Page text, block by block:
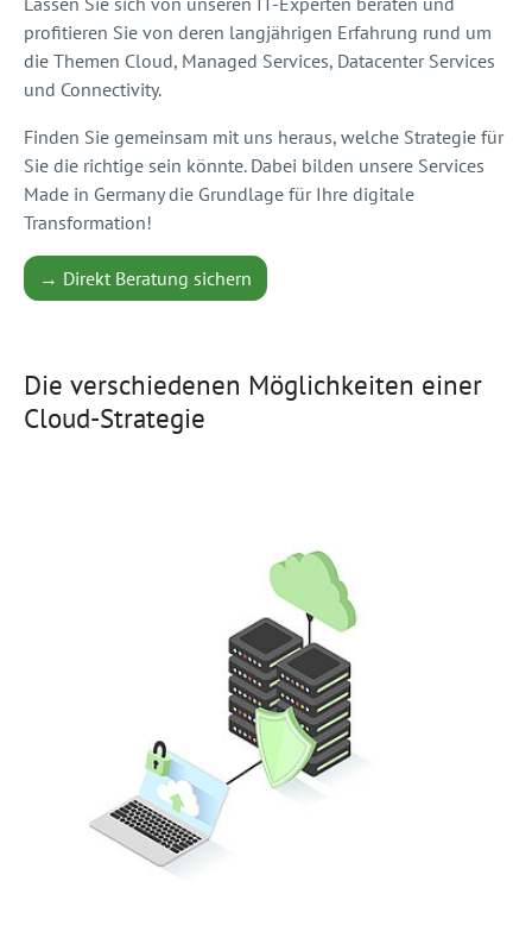
profitieren Sie von deren langjährigen Erfahrung rund um
die Themen Cloud, Managed Services, Datacenter Services
und Connectivity.
Finden Sie gemeinsam mit uns heraus, welche Strategie für
Sie die richtige sein könnte. Dabei bilden unsere Services
Made in Germany die Grundlage für Ihre digitale
Transformation!
→ Direkt Beratung sichern
Die verschiedenen Möglichkeiten einer
Cloud-Strategie